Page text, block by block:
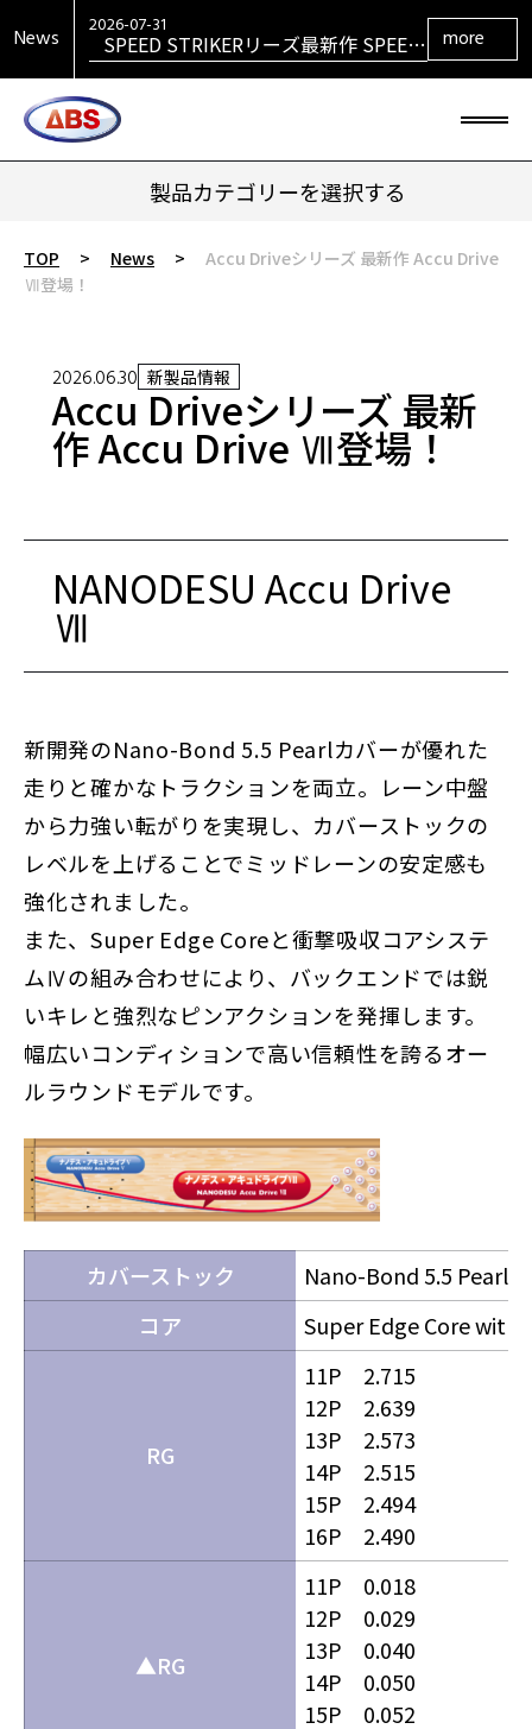
News VENGEANCE RETURNS発売！
2026-07-31
SPEED STRIKERリーズ最新作 SPEED
STRIKER HYBRID発売！
2026-07-31
SIGMAシリーズ復活！ SIGMA TOUR
PEARL発売！
2026-07-29
大岡産業レディース ［THE OPEN] ト
ーナメント 2026 優勝！
2026-06-30
HONEY BADGERシリーズ最新作
HONEY BADGER DARKOUT発売！
more
製品カテゴリーを選択する
TOP > News > Accu Driveシリーズ 最新作 Accu Drive
Ⅶ登場！
2026.06.30 新製品情報
Accu Driveシリーズ 最新
作 Accu Drive Ⅶ登場！
NANODESU Accu Drive
Ⅶ
新開発のNano-Bond 5.5 Pearlカバーが優れた
走りと確かなトラクションを両立。レーン中盤
から力強い転がりを実現し、カバーストックの
レベルを上げることでミッドレーンの安定感も
強化されました。
また、Super Edge Coreと衝撃吸収コアシステ
ムⅣの組み合わせにより、バックエンドでは鋭
いキレと強烈なピンアクションを発揮します。
幅広いコンディションで高い信頼性を誇るオー
ルラウンドモデルです。
カバーストック
Nano-Bond 5.5 Pearl
コア
Super Edge Core with
RG
11P 2.715
12P 2.639
13P 2.573
14P 2.515
15P 2.494
16P 2.490
▲RG
11P 0.018
12P 0.029
13P 0.040
14P 0.050
15P 0.052